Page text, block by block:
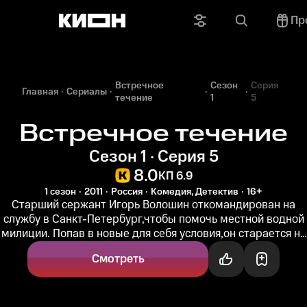
Главная Сериалы
Встречное
течение
Сезон
1
Серия
5
Встречное течение
Сезон 1 · Серия 5
8.0КП 6.9
1 сезон 2011 Россия Комедия, Детектив 16+
Старший сержант Игорь Волошин откомандирован на
службу в Санкт-Петербург,чтобы помочь местной водной
милиции. Попав в новые для себя условия,он старается на
деле показать свой...
Смотреть